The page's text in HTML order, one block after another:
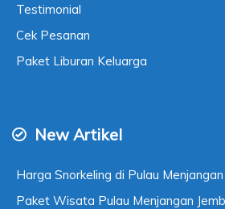
Testimonial
Cek Pesanan
Paket Liburan Keluarga
New Artikel
Harga Snorkeling di Pulau
Paket Wisata Pulau Menjangan